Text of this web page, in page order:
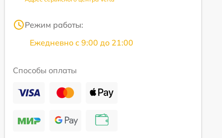
Режим работы:
Ежедневно с 9:00 до 21:00
Способы оплаты